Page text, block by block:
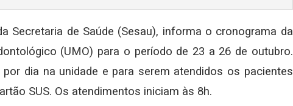
Secretaria de Saúde (Sesau), informa o cronograma da
(UMO) para o período de 23 a 26 de outubro.
dia na unidade e para serem atendidos os pacientes
SUS. Os atendimentos iniciam às 8h.